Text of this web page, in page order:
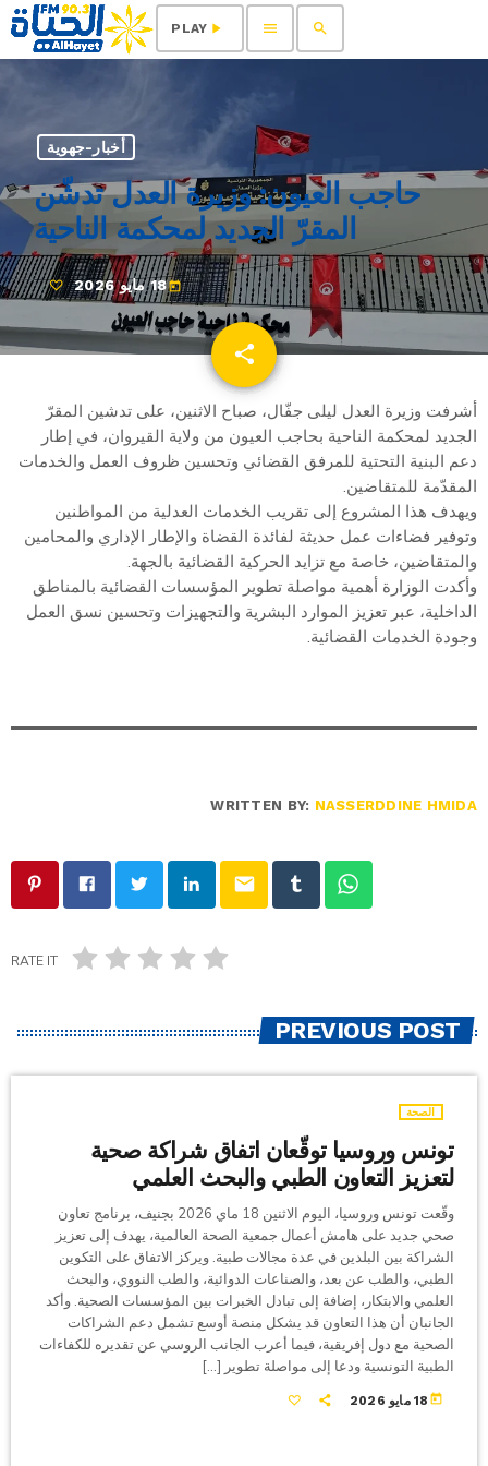
search
menu
play_arrow
PLAY
أخبار-جهوية
حاجب العيون: وزيرة العدل تدشّن
المقرّ الجديد لمحكمة الناحية
today18 مايو 2026
share
email
أشرفت وزيرة العدل ليلى جفّال، صباح الاثنين، على تدشين المقرّ
الجديد لمحكمة الناحية بحاجب العيون من ولاية القيروان، في إطار
دعم البنية التحتية للمرفق القضائي وتحسين ظروف العمل والخدمات
المقدّمة للمتقاضين.
ويهدف هذا المشروع إلى تقريب الخدمات العدلية من المواطنين
وتوفير فضاءات عمل حديثة لفائدة القضاة والإطار الإداري والمحامين
والمتقاضين، خاصة مع تزايد الحركية القضائية بالجهة.
وأكدت الوزارة أهمية مواصلة تطوير المؤسسات القضائية بالمناطق
الداخلية، عبر تعزيز الموارد البشرية والتجهيزات وتحسين نسق العمل
وجودة الخدمات القضائية.
WRITTEN BY: NASSERDDINE HMIDA
email
RATE IT
PREVIOUS POST
الصحة
تونس وروسيا توقّعان اتفاق شراكة صحية
لتعزيز التعاون الطبي والبحث العلمي
وقّعت تونس وروسيا، اليوم الاثنين 18 ماي 2026 بجنيف، برنامج تعاون
صحي جديد على هامش أعمال جمعية الصحة العالمية، يهدف إلى تعزيز
الشراكة بين البلدين في عدة مجالات طبية. ويركز الاتفاق على التكوين
الطبي، والطب عن بعد، والصناعات الدوائية، والطب النووي، والبحث
العلمي والابتكار، إضافة إلى تبادل الخبرات بين المؤسسات الصحية. وأكد
الجانبان أن هذا التعاون قد يشكل منصة أوسع تشمل دعم الشراكات
الصحية مع دول إفريقية، فيما أعرب الجانب الروسي عن تقديره للكفاءات
الطبية التونسية ودعا إلى مواصلة تطوير […]
today 18 مايو 2026